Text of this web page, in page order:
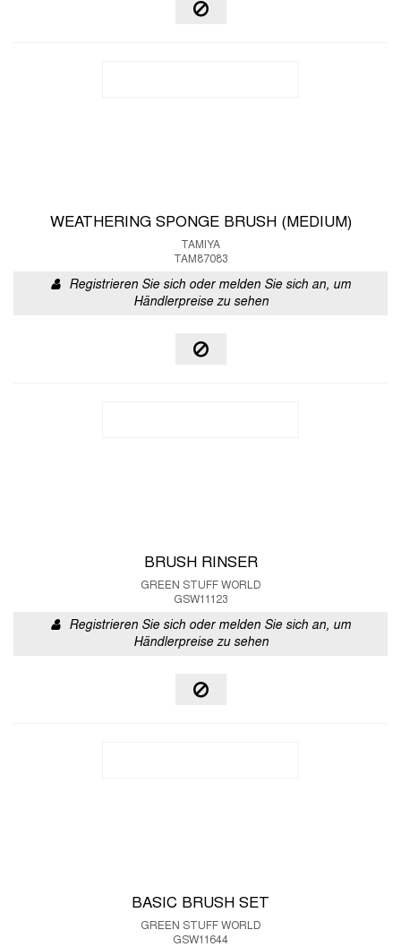
WEATHERING SPONGE BRUSH (MEDIUM)
TAMIYA
TAM87083
Registrieren Sie sich oder melden Sie sich an, um
Händlerpreise zu sehen
BRUSH RINSER
GREEN STUFF WORLD
GSW11123
Registrieren Sie sich oder melden Sie sich an, um
Händlerpreise zu sehen
BASIC BRUSH SET
GREEN STUFF WORLD
GSW11644